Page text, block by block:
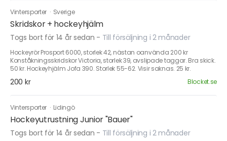
Vintersporter · Sverige
Skridskor + hockeyhjälm
Togs bort för 14 år sedan - Till försäljning i 2 månader
Hockeyrör Prosport 6000, storlek 42, nästan oanvända 200 kr
Konståkningsskridskor Victoria, storlek 39, avslipade taggar. Bra skick.
50 kr. Hockeyhjälm Jofa 390. Storlek 55-62. Visir saknas. 25 kr.
200 kr Blocket.se
Vintersporter · Lidingö
Hockeyutrustning Junior "Bauer"
Togs bort för 14 år sedan - Till försäljning i 2 månader